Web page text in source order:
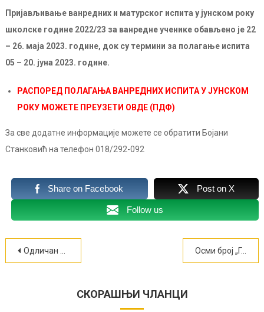
Пријављивање ванредних и матурског испита у јунском року
школске године 2022/23 за ванредне ученике обављено је 22
– 26. маја 2023. године, док су термини за полагање испита
05 – 20. јуна 2023. године.
РАСПОРЕД ПОЛАГАЊА ВАНРЕДНИХ ИСПИТА У ЈУНСКОМ
РОКУ МОЖЕТЕ ПРЕУЗЕТИ ОВДЕ (ПДФ)
За све додатне информације можете се обратити Бојани
Станковић на телефон 018/292-092
Share on Facebook Post on X
Follow us
Кретање
Одличан резултат ученика ГТШ Неимар на 32. Републичком такмичењу геодетских и грађевинских школа (ФОТО) Осми број „Гласа Неимара“ изашао из штампе!
СКОРАШЊИ ЧЛАНЦИ